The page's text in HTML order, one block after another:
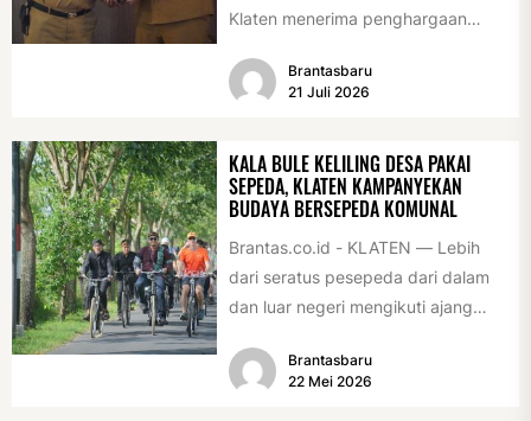
Klaten menerima penghargaan
2026. Penghargaan tersebut
Brantasbaru
21 Juli 2026
KALA BULE KELILING DESA PAKAI
SEPEDA, KLATEN KAMPANYEKAN
BUDAYA BERSEPEDA KOMUNAL
Brantas.co.id - KLATEN — Lebih
dari seratus pesepeda dari dalam
dan luar negeri mengikuti ajang
Association Rally...
Brantasbaru
22 Mei 2026